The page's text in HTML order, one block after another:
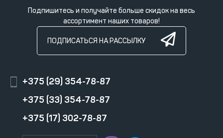
Подпишитесь и получайте больше скидок на весь
ассортимент наших товаров!
ПОДПИСАТЬСЯ НА РАССЫЛКУ
+375 (29) 354-78-87
+375 (33) 354-78-87
+375 (17) 302-78-87